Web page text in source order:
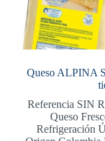
Queso ALPINA
Referencia SIN
Queso
Refrigeración